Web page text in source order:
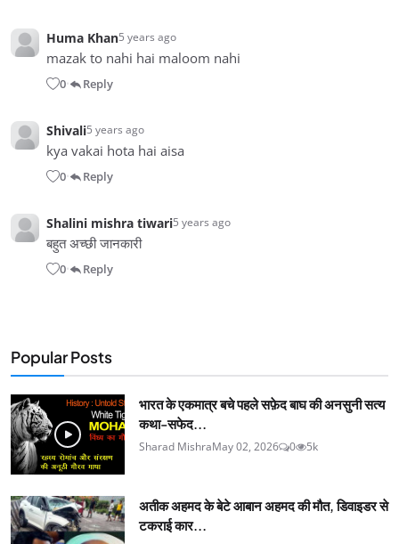
Huma Khan5 years ago
mazak to nahi hai maloom nahi
0• Reply
Shivali5 years ago
kya vakai hota hai aisa
0• Reply
Shalini mishra tiwari5 years ago
बहुत अच्छी जानकारी
0• Reply
Popular Posts
भारत के एकमात्र बचे पहले सफ़ेद बाघ की अनसुनी सत्य
कथा-सफेद...
Sharad MishraMay 02, 2026 0 5k
अतीक अहमद के बेटे आबान अहमद की मौत, डिवाइडर से
टकराई कार...